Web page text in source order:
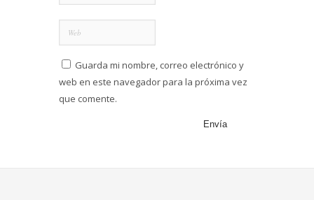
Guarda mi nombre, correo electrónico y
web en este navegador para la próxima vez
que comente.